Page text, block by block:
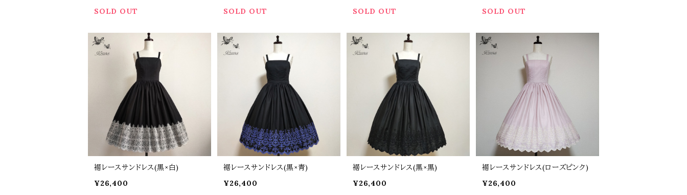
SOLD OUT
SOLD OUT
SOLD OUT
SOLD OUT
裾レースサンドレス(黒×白)
¥26,400
裾レースサンドレス(黒×青)
¥26,400
裾レースサンドレス(黒×黒)
¥26,400
裾レースサンドレス(ローズピンク)
¥26,400